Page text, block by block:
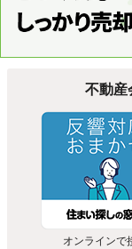
不動産
オンラインで